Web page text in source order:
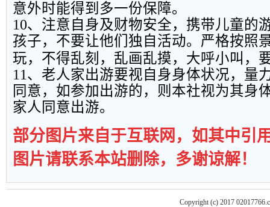
意外时能得到多一份保障。
10、注意自身及财物安全，携带儿童的
孩子，不要让他们独自活动。严格按照
玩，不得乱刻，乱画乱摸，大呼小叫，
11、老人家出游要视自身身体状况，量
同意，如参加出游的，则本社视为其身
家人同意出游。
部分图片来自于互联网，如其中引
图片请联系本站删除，多谢谅解！
Copyright (c) 2017